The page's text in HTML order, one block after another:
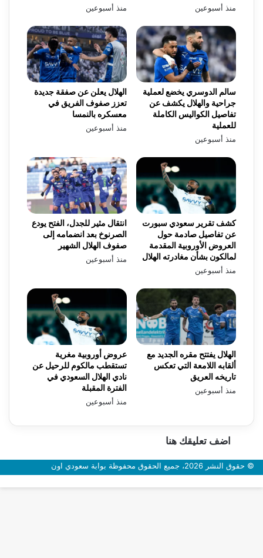
منذ أسبوعين منذ أسبوعين
الهلال يعلن عن صفقة جديدة
تعزز صفوف الفريق في
معسكره بالنمسا
منذ أسبوعين
سالم الدوسري يخضع لعملية
جراحية والهلال يكشف عن
تفاصيل الكواليس الكاملة
للعملية
منذ أسبوعين
انتقال مثير للجدل، الفتح يودع
الصرنوخ بعد انضمامه إلى
صفوف الهلال الشهير
منذ أسبوعين
كشف تقرير سعودي سبورت
عن تفاصيل صادمة حول
العروض الأوروبية المقدمة
لمالكون بشأن مغادرته الهلال
منذ أسبوعين
عروض أوروبية مغرية
تستقطب مالكوم للرحيل عن
نادي الهلال السعودي في
الفترة المقبلة
منذ أسبوعين
الهلال يفتتح مقره الجديد مع
ألقابه اللامعة التي تعكس
تاريخه العريق
منذ أسبوعين
اضف تعليقك هنا
© حقوق النشر 2026، جميع الحقوق محفوظة بوابة سعودي اون